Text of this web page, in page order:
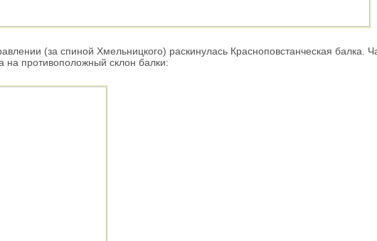
(за спиной Хмельницкого) раскинулась Красноповстанческая балка.
на противоположный склон балки: